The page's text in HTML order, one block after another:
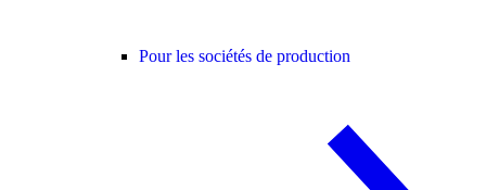
Pour les sociétés de production